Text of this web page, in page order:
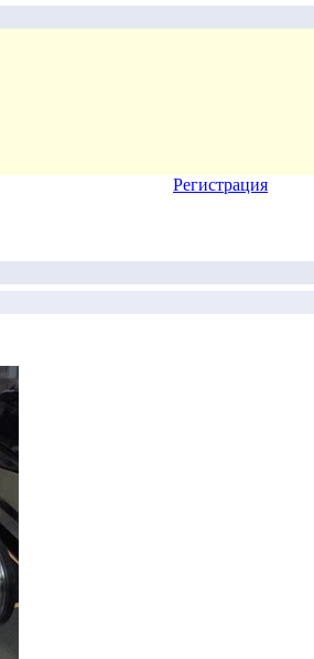
Регистрация